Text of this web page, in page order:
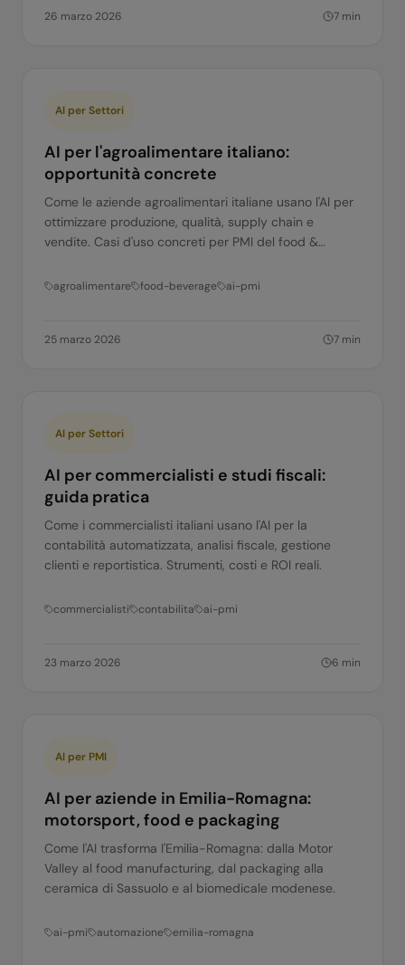
26 marzo 2026 7 min
AI per Settori
AI per l'agroalimentare italiano:
opportunità concrete
Come le aziende agroalimentari italiane usano l'AI per
ottimizzare produzione, qualità, supply chain e
vendite. Casi d'uso concreti per PMI del food &
agroalimentare food-beverage ai-pmi
25 marzo 2026 7 min
AI per Settori
AI per commercialisti e studi fiscali:
guida pratica
Come i commercialisti italiani usano l'AI per la
contabilità automatizzata, analisi fiscale, gestione
clienti e reportistica. Strumenti, costi e ROI reali.
commercialisti contabilita ai-pmi
23 marzo 2026 6 min
AI per PMI
AI per aziende in Emilia-Romagna:
motorsport, food e packaging
Come l'AI trasforma l'Emilia-Romagna: dalla Motor
Valley al food manufacturing, dal packaging alla
ceramica di Sassuolo e al biomedicale modenese.
ai-pmi automazione emilia-romagna